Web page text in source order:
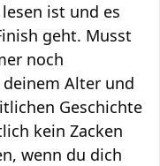
ist und es
geht. Musst
noch
Alter und
Geschichte
kein Zacken
wenn du dich